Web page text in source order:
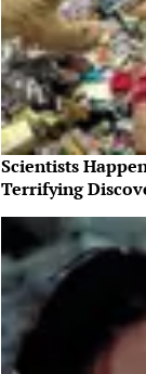
Scientists
Terrifying